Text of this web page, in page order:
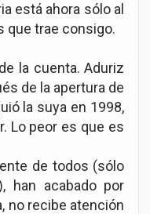
está ahora sólo al
que trae consigo.
la cuenta. Aduriz
de la apertura de
la suya en 1998,
Lo peor es que es
de todos (sólo
han acabado por
no recibe atención